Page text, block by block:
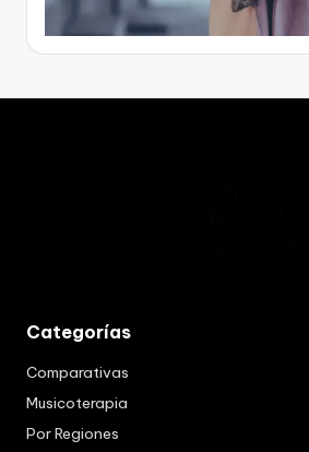
Categorías
Comparativas
Musicoterapia
Por Regiones